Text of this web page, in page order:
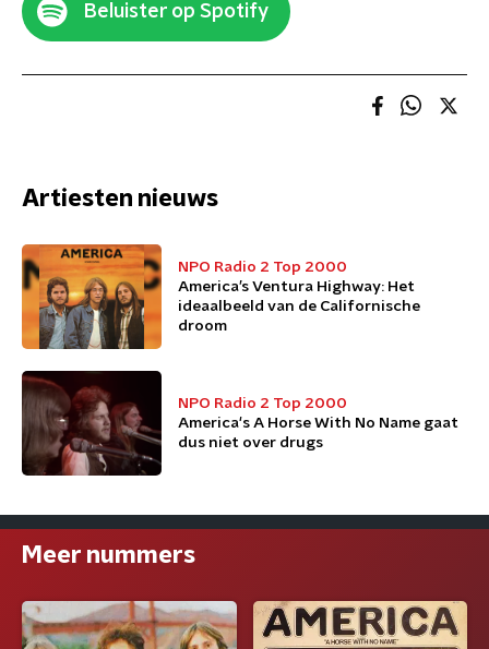
Beluister op Spotify
Artiesten nieuws
NPO Radio 2 Top 2000
America’s Ventura Highway: Het
ideaalbeeld van de Californische
droom
NPO Radio 2 Top 2000
America's A Horse With No Name gaat
dus niet over drugs
Meer nummers